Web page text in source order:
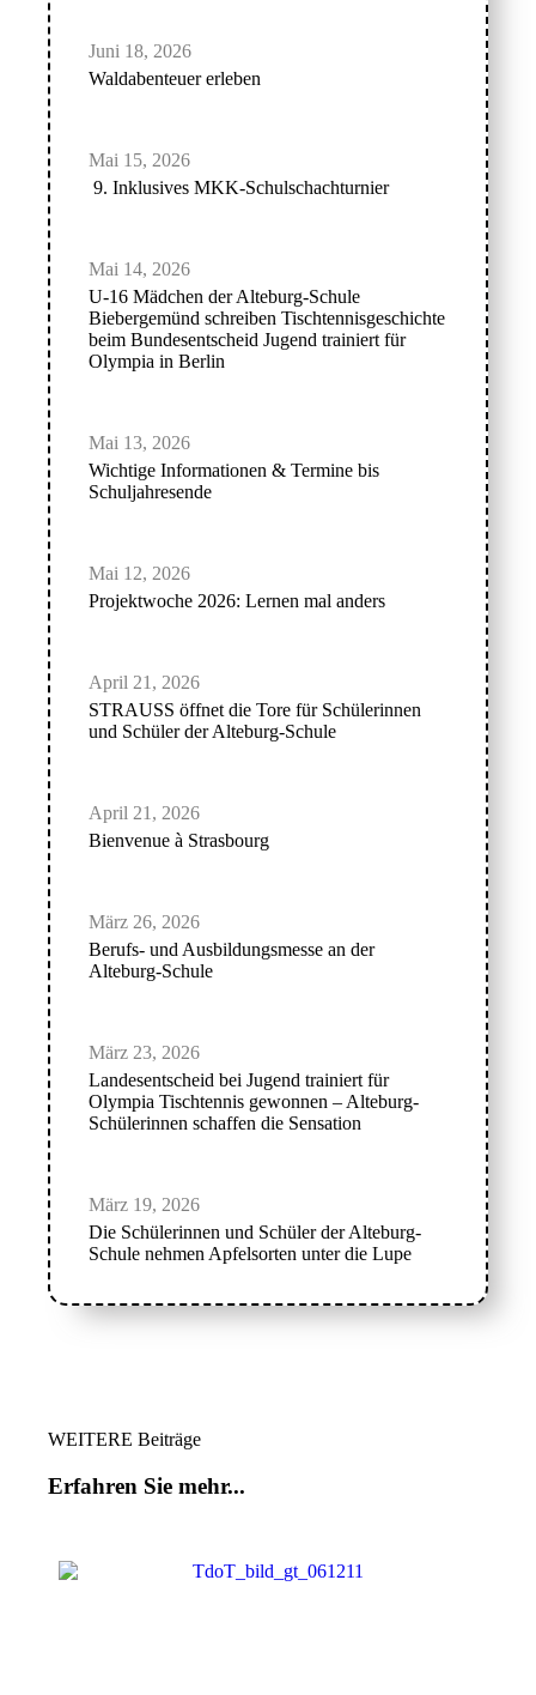
Juni 18, 2026
Waldabenteuer erleben
Mai 15, 2026
9. Inklusives MKK-Schulschachturnier
Mai 14, 2026
U-16 Mädchen der Alteburg-Schule
Biebergemünd schreiben Tischtennisgeschichte
beim Bundesentscheid Jugend trainiert für
Olympia in Berlin
Mai 13, 2026
Wichtige Informationen & Termine bis
Schuljahresende
Mai 12, 2026
Projektwoche 2026: Lernen mal anders
April 21, 2026
STRAUSS öffnet die Tore für Schülerinnen
und Schüler der Alteburg-Schule
April 21, 2026
Bienvenue à Strasbourg
März 26, 2026
Berufs- und Ausbildungsmesse an der
Alteburg-Schule
März 23, 2026
Landesentscheid bei Jugend trainiert für
Olympia Tischtennis gewonnen – Alteburg-
Schülerinnen schaffen die Sensation
März 19, 2026
Die Schülerinnen und Schüler der Alteburg-
Schule nehmen Apfelsorten unter die Lupe
WEITERE Beiträge
Erfahren Sie mehr...